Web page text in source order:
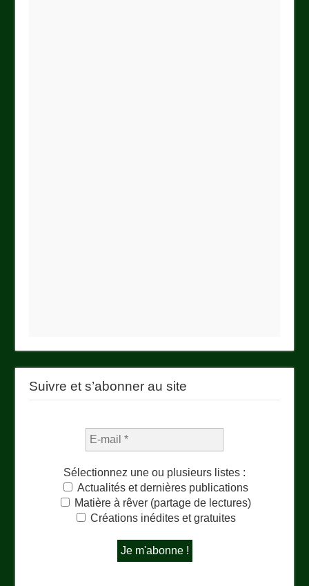
Suivre et s’abonner au site
Sélectionnez une ou plusieurs listes :
Actualités et dernières publications
Matière à rêver (partage de lectures)
Créations inédites et gratuites